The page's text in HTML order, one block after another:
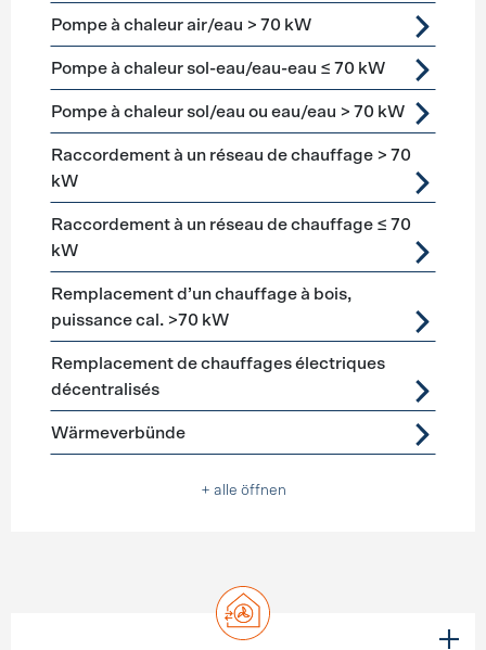
Pompe à chaleur air/eau > 70 kW
Pompe à chaleur sol-eau/eau-eau ≤ 70 kW
Pompe à chaleur sol/eau ou eau/eau > 70 kW
Raccordement à un réseau de chauffage > 70
kW
Raccordement à un réseau de chauffage ≤ 70
kW
Remplacement d’un chauffage à bois,
puissance cal. >70 kW
Remplacement de chauffages électriques
décentralisés
Wärmeverbünde
+ alle öffnen